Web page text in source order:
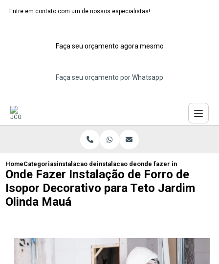
Entre em contato com um de nossos especialistas!
Faça seu orçamento agora mesmo
Faça seu orçamento por Whatsapp
HomeCategoriasinstalacao de forros de isopor
instalacao de forro de isopor
onde fazer instalacao de
Onde Fazer Instalação de Forro de
Isopor Decorativo para Teto Jardim
Olinda Mauá